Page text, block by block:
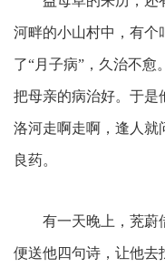
河畔的小山村中，有个
了“月子病”，久治不
把母亲的病治好。于是
洛河走啊走啊，逢人就
良药。
有一天晚上，茺蔚
便送他四句诗，让他去